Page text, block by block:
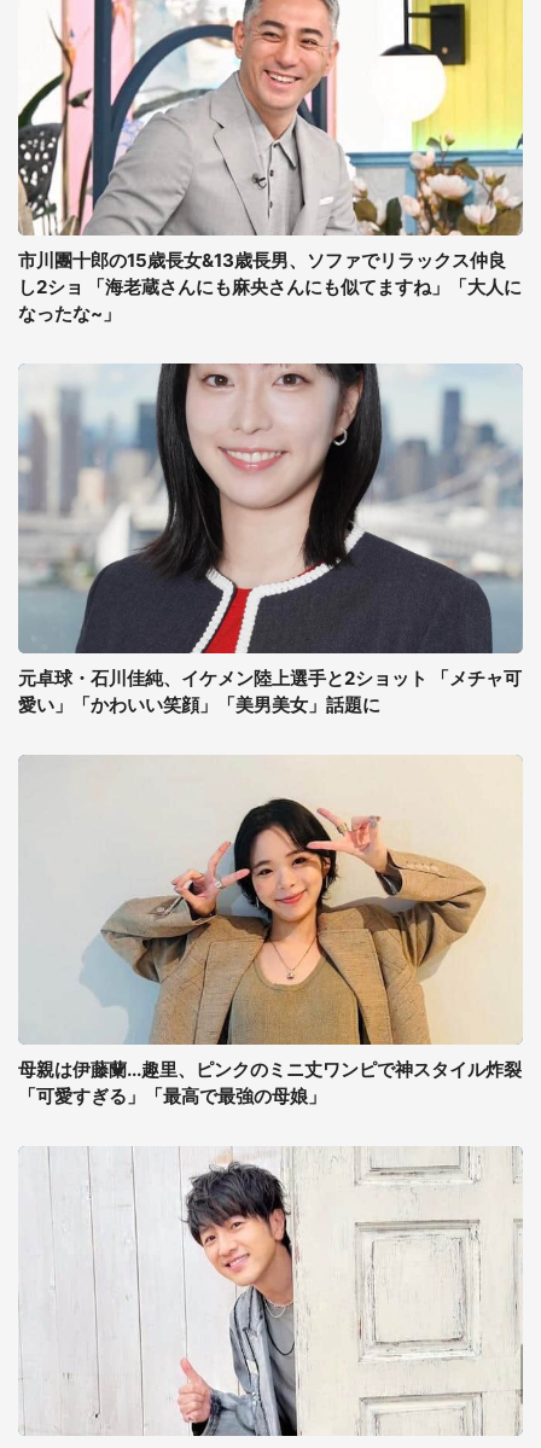
市川團十郎の15歳長女&13歳長男、ソファでリラックス仲良
し2ショ 「海老蔵さんにも麻央さんにも似てますね」「大人に
なったな~」
元卓球・石川佳純、イケメン陸上選手と2ショット 「メチャ可
愛い」「かわいい笑顔」「美男美女」話題に
母親は伊藤蘭...趣里、ピンクのミニ丈ワンピで神スタイル炸裂
「可愛すぎる」「最高で最強の母娘」